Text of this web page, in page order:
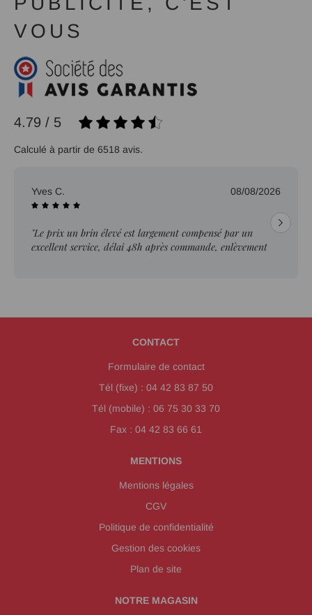
VOUS
4.79 / 5
Calculé à partir de 6518 avis.
Yves C. 08/08/2026
"Le prix un brin élevé est largement compensé par un
excellent service, délai 48h après commande, enlèvement
CONTACT
Formulaire de contact
Tél (fixe) : 04 42 83 87 50
Tél (mobile) : 06 75 30 33 70
Fax : 04 42 83 66 61
MENTIONS
Mentions légales
CGV
Politique de confidentialité
Gestion des cookies
Plan de site
NOTRE MAGASIN